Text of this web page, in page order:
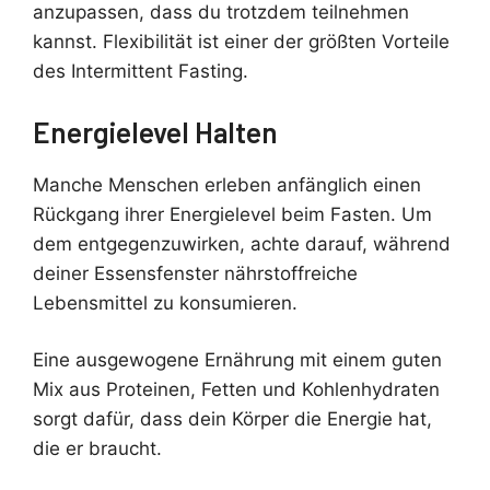
anzupassen, dass du trotzdem teilnehmen
kannst. Flexibilität ist einer der größten Vorteile
des Intermittent Fasting.
Energielevel Halten
Manche Menschen erleben anfänglich einen
Rückgang ihrer Energielevel beim Fasten. Um
dem entgegenzuwirken, achte darauf, während
deiner Essensfenster nährstoffreiche
Lebensmittel zu konsumieren.
Eine ausgewogene Ernährung mit einem guten
Mix aus Proteinen, Fetten und Kohlenhydraten
sorgt dafür, dass dein Körper die Energie hat,
die er braucht.